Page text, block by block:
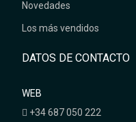
Novedades
Los más vendidos
DATOS DE CONTACTO
WEB
+34 687 050 222